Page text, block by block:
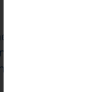
Tages nicht mehr
Situationen